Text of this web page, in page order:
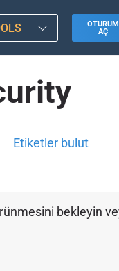
OTURUM
AÇ
Etiketler bulut